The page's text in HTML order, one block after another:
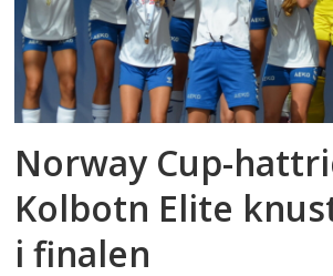
Norway Cup-
Kolbotn Elite
i finalen